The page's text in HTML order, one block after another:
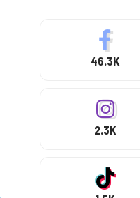
46.3K
2.3K